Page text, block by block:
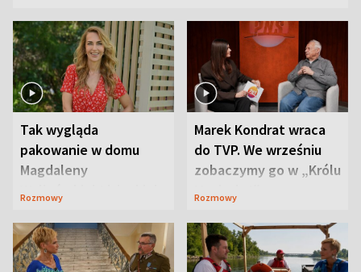
Tak wygląda
pakowanie w domu
Magdaleny
Waligórskiej-Lisieckiej.
Rozmowy
Marek Kondrat wraca
do TVP. We wrześniu
zobaczymy go w „Królu
Maciusiu I”
Rozmowy